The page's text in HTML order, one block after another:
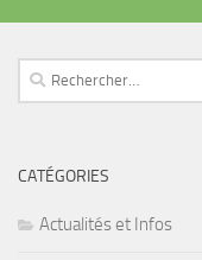
Rechercher :
CATÉGORIES
Actualités et Infos